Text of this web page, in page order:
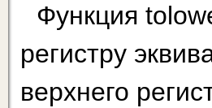
Функция
регистру
верхнего